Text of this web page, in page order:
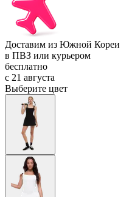
Доставим из Южной Кореи
в ПВЗ или курьером
бесплатно
с 21 августа
Выберите цвет